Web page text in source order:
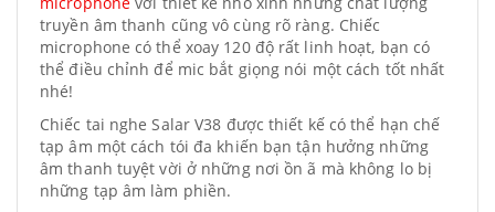
truyền âm thanh cũng vô cùng rõ ràng. Chiếc
microphone có thể xoay 120 độ rất linh hoạt, bạn có
thể điều chỉnh để mic bắt giọng nói một cách tốt nhất
nhé!
Chiếc tai nghe Salar V38 được thiết kế có thể hạn chế
tạp âm một cách tói đa khiến bạn tận hưởng những
âm thanh tuyệt vời ở những nơi ồn ã mà không lo bị
những tạp âm làm phiền.